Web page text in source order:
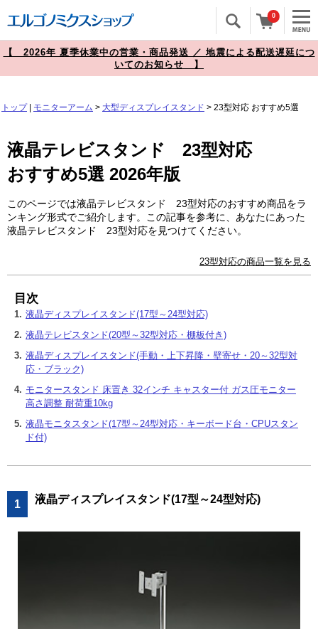
0
【 2026年 夏季休業中の営業・商品発送 ／ 地震による配送遅延につ
いてのお知らせ 】
トップ| モニターアーム > 大型ディスプレイスタンド > 23型対応 おすすめ5選
液晶テレビスタンド 23型対応
おすすめ5選 2026年版
このページでは液晶テレビスタンド 23型対応のおすすめ商品をラ
ンキング形式でご紹介します。この記事を参考に、あなたにあった
液晶テレビスタンド 23型対応を見つけてください。
23型対応の商品一覧を見る
目次
1. 液晶ディスプレイスタンド(17型～24型対応)
2. 液晶テレビスタンド(20型～32型対応・棚板付き)
3. 液晶ディスプレイスタンド(手動・上下昇降・壁寄せ・20～32型対
応・ブラック)
4. モニタースタンド 床置き 32インチ キャスター付 ガス圧モニター
高さ調整 耐荷重10kg
5. 液晶モニタスタンド(17型～24型対応・キーボード台・CPUスタン
ド付)
1 液晶ディスプレイスタンド(17型～24型対応)